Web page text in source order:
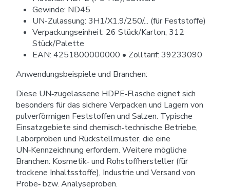
Gewinde: ND45
UN-Zulassung: 3H1/X1.9/250/... (für Feststoffe)
Verpackungseinheit: 26 Stück/Karton, 312
Stück/Palette
EAN: 4251800000000 • Zolltarif: 39233090
Anwendungsbeispiele und Branchen:
Diese UN‑zugelassene HDPE‑Flasche eignet sich
besonders für das sichere Verpacken und Lagern von
pulverförmigen Feststoffen und Salzen. Typische
Einsatzgebiete sind chemisch‑technische Betriebe,
Laborproben und Rückstellmuster, die eine
UN‑Kennzeichnung erfordern. Weitere mögliche
Branchen: Kosmetik‑ und Rohstoffhersteller (für
trockene Inhaltsstoffe), Industrie und Versand von
Probe‑ bzw. Analyseproben.